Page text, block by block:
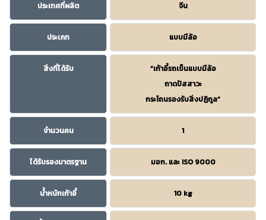
ประเทศที่ผลิต จีน
ประเภท แบบมีล้อ
สิ่งที่ได้รับ
“เก้าอี้รถเข็นแบบมีล้อ
ถาดปัสสาวะ
กระโถนรองรับสิ่งปฏิกูล”
จำนวนคน 1
ได้รับรองมาตรฐาน มอก. และ ISO 9000
น้ำหนักเก้าอี้ 10 kg